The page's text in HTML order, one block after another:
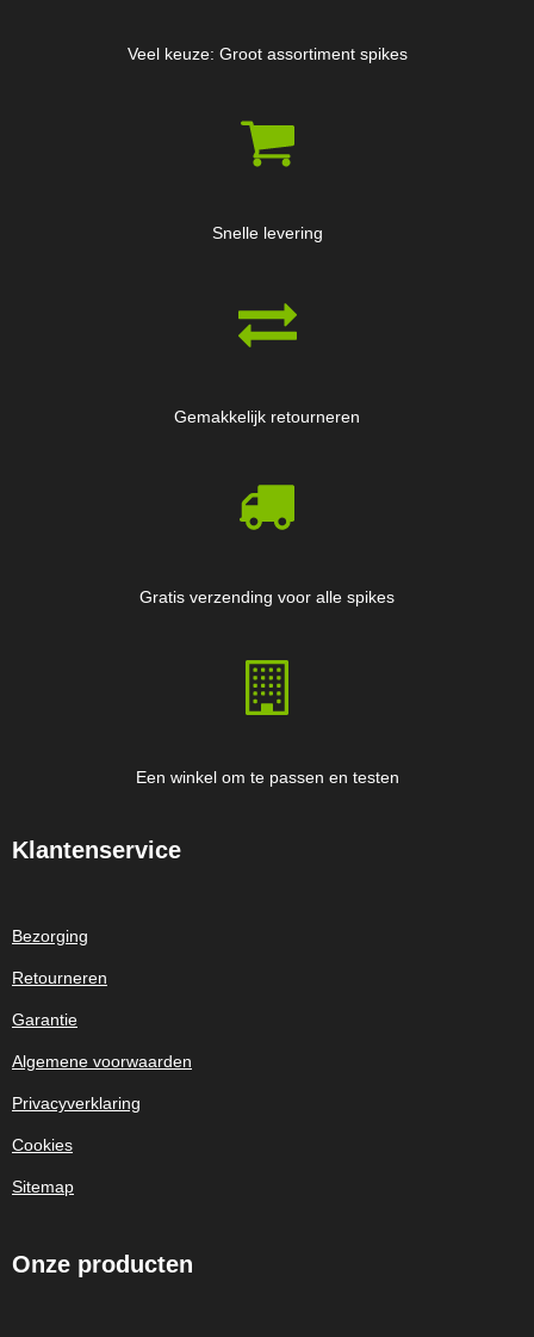
Veel keuze: Groot assortiment spikes
Snelle levering
Gemakkelijk retourneren
Gratis verzending voor alle spikes
Een winkel om te passen en testen
Klantenservice
Bezorging
Retourneren
Garantie
Algemene voorwaarden
Privacyverklaring
Cookies
Sitemap
Onze producten